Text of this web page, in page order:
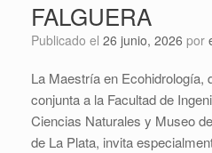
FALGUERA
Publicado el 26 junio, 2026 por
La Maestría en Ecohidrología,
conjunta a la Facultad de
Ciencias Naturales y Museo
de La Plata, invita